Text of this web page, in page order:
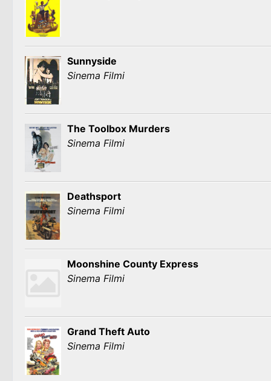
Sunnyside
Sinema Filmi
The Toolbox Murders
Sinema Filmi
Deathsport
Sinema Filmi
Moonshine County Express
Sinema Filmi
Grand Theft Auto
Sinema Filmi